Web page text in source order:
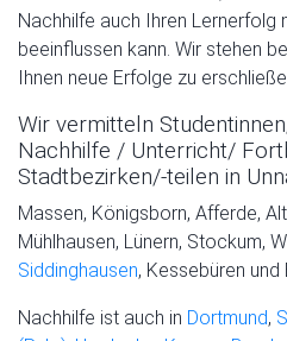
Nachhilfe auch Ihren Lernerfolg
beeinflussen kann. Wir stehen
Ihnen neue Erfolge zu
Wir vermitteln
Nachhilfe / Unterricht/
Stadtbezirken/-teilen in
Massen, Königsborn, Afferde,
Mühlhausen, Lünern, Stockum,
Siddinghausen, Kessebüren und
Nachhilfe ist auch in Dortmund,